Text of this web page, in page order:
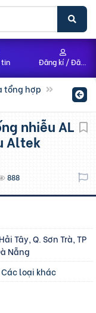
tổng hợp
Altek
888
Tây, Q. Sơn Trà, TP
Nẵng
Các loại khác